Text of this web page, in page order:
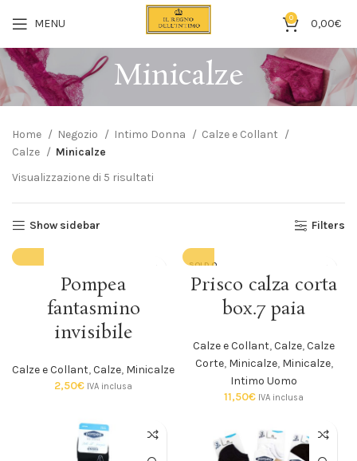
MENU 0 0,00€
Minicalze
Home Negozio Intimo Donna
Calze e Collant
Calze
Minicalze
Visualizzazione di 5 risultati
Show sidebar Filters
Pompea
fantasmino
invisibile
Calze e Collant,Calze, Minicalze
2,50€ IVA inclusa
SOLD O
Prisco calza corta
box.7 paia
Calze e Collant,Calze,Calze
Corte, Minicalze, Minicalze,
Intimo Uomo
11,50€ IVA inclusa